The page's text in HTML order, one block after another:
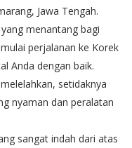
Jawa Tengah.
menantang bagi
perjalanan ke Korek
Anda dengan baik.
setidaknya
nyaman dan peralatan
sangat indah dari atas